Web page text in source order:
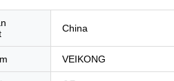
China
VEIKONG